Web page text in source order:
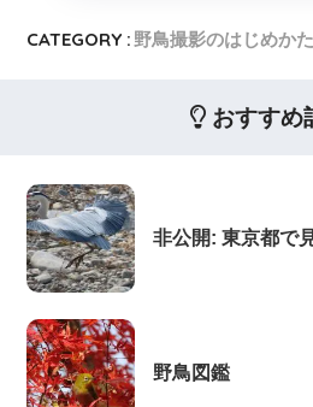
CATEGORY :野鳥撮影のはじめかた
おすすめ
非公開: 東京都で
野鳥図鑑